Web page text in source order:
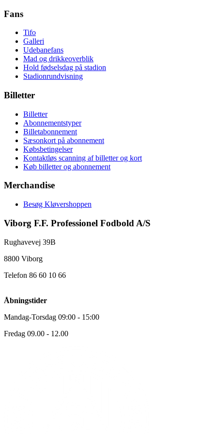
Fans
Tifo
Galleri
Udebanefans
Mad og drikkeoverblik
Hold fødselsdag på stadion
Stadionrundvisning
Billetter
Billetter
Abonnementstyper
Billetabonnement
Sæsonkort på abonnement
Købsbetingelser
Kontaktløs scanning af billetter og kort
Køb billetter og abonnement
Merchandise
Besøg Kløvershoppen
Viborg F.F. Professionel Fodbold A/S
Rughavevej 39B
8800 Viborg
Telefon 86 60 10 66
Åbningstider
Mandag-Torsdag 09:00 - 15:00
Fredag 09.00 - 12.00